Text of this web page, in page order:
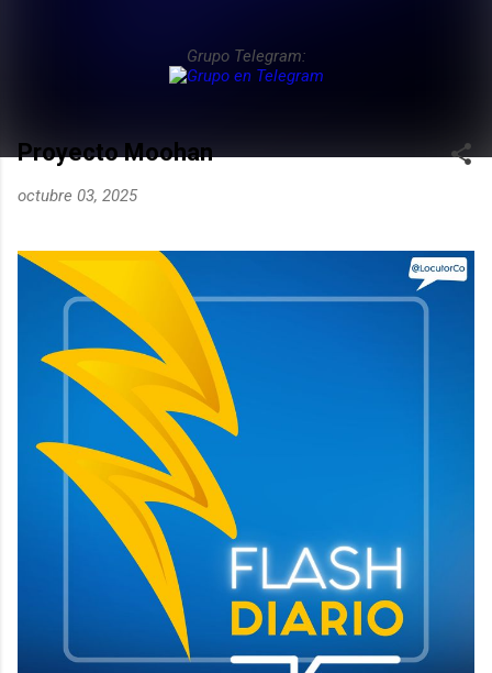
Grupo Telegram:
Proyecto Moohan
octubre 03, 2025